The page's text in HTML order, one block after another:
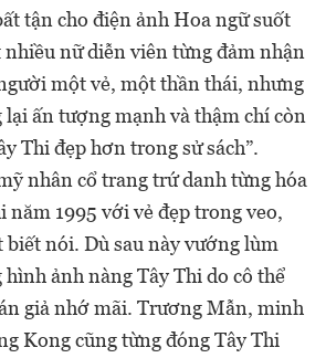
tận cho điện ảnh Hoa ngữ suốt
nữ diễn viên từng đảm nhận
một vẻ, một thần thái, nhưng
lại ấn tượng mạnh và thậm chí còn
Thi đẹp hơn trong sử sách”.
nhân cổ trang trứ danh từng hóa
năm 1995 với vẻ đẹp trong veo,
biết nói. Dù sau này vướng lùm
ảnh nàng Tây Thi do cô thể
giả nhớ mãi. Trương Mẫn, minh
Kong cũng từng đóng Tây Thi